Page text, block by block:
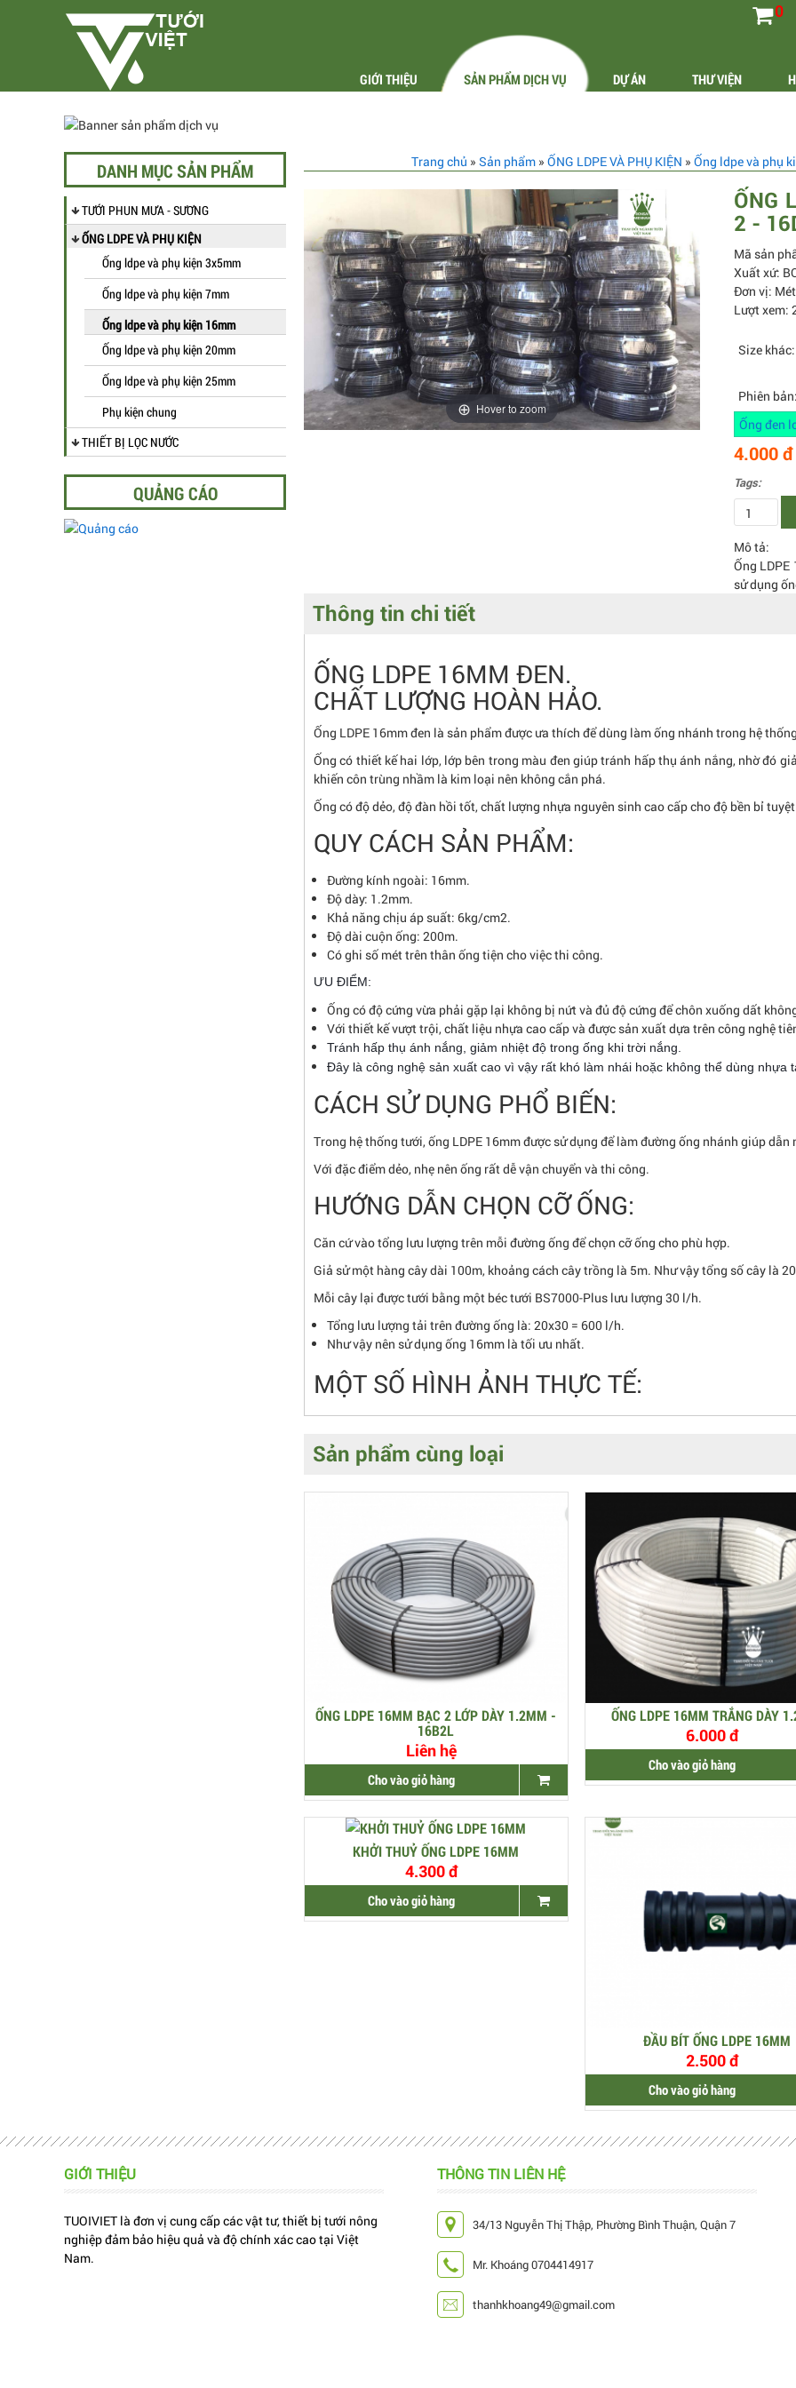
0
GIỚI THIỆU SẢN PHẨM DỊCH VỤ DỰ ÁN THƯ VIỆN
DANH MỤC SẢN PHẨM
TƯỚI PHUN MƯA - SƯƠNG
ỐNG LDPE VÀ PHỤ KIỆN
Ống ldpe và phụ kiện 3x5mm
Ống ldpe và phụ kiện 7mm
Ống ldpe và phụ kiện 16mm
Ống ldpe và phụ kiện 20mm
Ống ldpe và phụ kiện 25mm
Phụ kiện chung
THIẾT BỊ LỌC NƯỚC
QUẢNG CÁO
Trang chủ » Sản phẩm » ỐNG LDPE VÀ PHỤ KIỆN » Ống ldpe và phụ
Hover to zoom
ỐNG
2 -
Mã sản
Xuất xứ:
Đơn vị: Mét
Lượt xem:
Size khác:
Phiên
Ống đen
4.000 đ
Tags:
Mô tả:
Ống
sử dụng
Thông tin chi tiết
ỐNG LDPE 16MM ĐEN.
CHẤT LƯỢNG HOÀN HẢO.
Ống LDPE 16mm đen là sản phẩm được ưa thích để dùng làm ống nhánh trong hệ
Ống có thiết kế hai lớp, lớp bên trong màu đen giúp tránh hấp thụ ánh nắng, nhờ đó
khiến côn trùng nhầm là kim loại nên không cắn phá.
Ống có độ dẻo, độ đàn hồi tốt, chất lượng nhựa nguyên sinh cao cấp cho độ bền bỉ
QUY CÁCH SẢN PHẨM:
Đường kính ngoài: 16mm.
Độ dày: 1.2mm.
Khả năng chịu áp suất: 6kg/cm2.
Độ dài cuộn ống: 200m.
Có ghi số mét trên thân ống tiện cho việc thi công.
ƯU ĐIỂM:
Ống có độ cứng vừa phải gặp lại không bị nứt và đủ độ cứng để chôn xuống dất
Với thiết kế vượt trội, chất liệu nhựa cao cấp và được sản xuất dựa trên công nghệ
Tránh hấp thụ ánh nắng, giảm nhiệt độ trong ống khi trời nắng.
Đây là công nghệ sản xuất cao vì vậy rất khó làm nhái hoặc không thể dùng nhựa
CÁCH SỬ DỤNG PHỔ BIẾN:
Trong hệ thống tưới, ống LDPE 16mm được sử dụng để làm đường ống nhánh giúp
Với đặc điểm dẻo, nhẹ nên ống rất dễ vận chuyển và thi công.
HƯỚNG DẪN CHỌN CỠ ỐNG:
Căn cứ vào tổng lưu lượng trên mỗi đường ống để chọn cỡ ống cho phù hợp.
Giả sử một hàng cây dài 100m, khoảng cách cây trồng là 5m. Như vậy tổng số cây là
Mỗi cây lại được tưới bằng một béc tưới BS7000-Plus lưu lượng 30 l/h.
Tổng lưu lượng tải trên đường ống là: 20x30 = 600 l/h.
Như vậy nên sử dụng ống 16mm là tối ưu nhất.
MỘT SỐ HÌNH ẢNH THỰC TẾ:
Sản phẩm cùng loại
ỐNG LDPE 16MM BẠC 2 LỚP DÀY 1.2MM -
16B2L
Liên hệ
Cho vào giỏ hàng
ỐNG LDPE 16MM TRẮNG DÀY
6.000 đ
Cho vào giỏ hàng
KHỞI THUỶ ỐNG LDPE 16MM
4.300 đ
Cho vào giỏ hàng
ĐẦU BÍT ỐNG LDPE 16MM
2.500 đ
Cho vào giỏ hàng
GIỚI THIỆU
TUOIVIET là đơn vị cung cấp các vật tư, thiết bị tưới nông
nghiệp đảm bảo hiệu quả và độ chính xác cao tại Việt
Nam.
THÔNG TIN LIÊN HỆ
34/13 Nguyễn Thị Thập, Phường Bình Thuận, Quận 7
Mr. Khoáng 0704414917
thanhkhoang49@gmail.com